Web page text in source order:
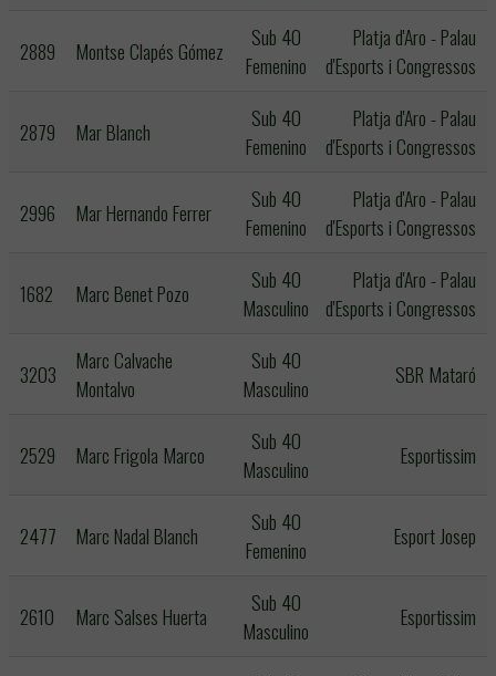
2889 Montse Clapés Gómez
Sub 40
Femenino
Platja d'Aro - Palau
d'Esports i Congressos
2879 Mar Blanch
Sub 40
Femenino
Platja d'Aro - Palau
d'Esports i Congressos
2996 Mar Hernando Ferrer
Sub 40
Femenino
Platja d'Aro - Palau
d'Esports i Congressos
1682 Marc Benet Pozo
Sub 40
Masculino
Platja d'Aro - Palau
d'Esports i Congressos
3203
Marc Calvache
Montalvo
Sub 40
Masculino
SBR Mataró
2529 Marc Frigola Marco
Sub 40
Masculino
Esportissim
2477 Marc Nadal Blanch
Sub 40
Femenino
Esport Josep
2610 Marc Salses Huerta
Sub 40
Masculino
Esportissim